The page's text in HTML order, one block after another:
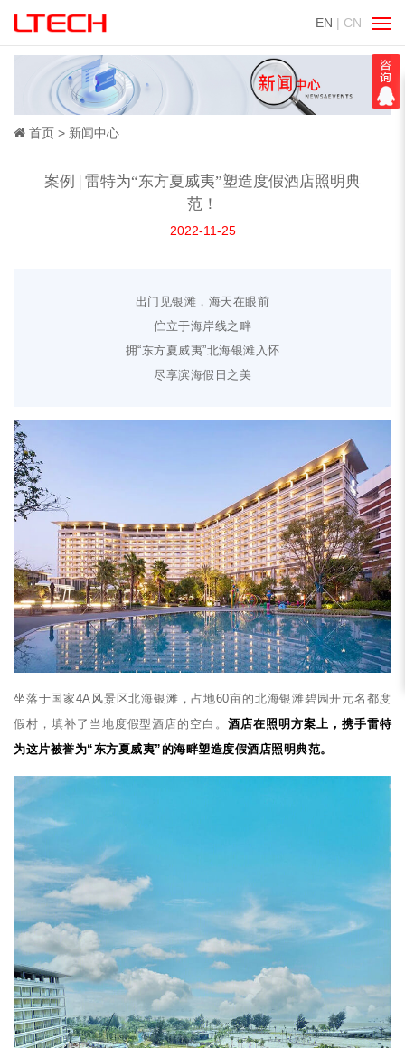
EN | CN
切
换
导
航
首页 新闻中心
案例 | 雷特为“东方夏威夷”塑造度假酒店照明典
范！
2022-11-25
出门见银滩，海天在眼前
伫立于海岸线之畔
拥“东方夏威夷”北海银滩入怀
尽享滨海假日之美
坐落于国家4A风景区北海银滩，占地60亩的北海银滩碧园开元名都度
假村，填补了当地度假型酒店的空白。酒店在照明方案上，携手雷特
为这片被誉为“东方夏威夷”的海畔塑造度假酒店照明典范。